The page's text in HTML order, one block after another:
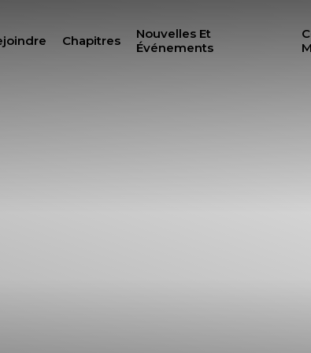
Chapitres
Nouvelles Et
Événements